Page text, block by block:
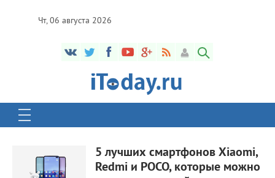
Чт, 06 августа 2026
5 лучших смартфонов Xiaomi,
Redmi и POCO, которые можно